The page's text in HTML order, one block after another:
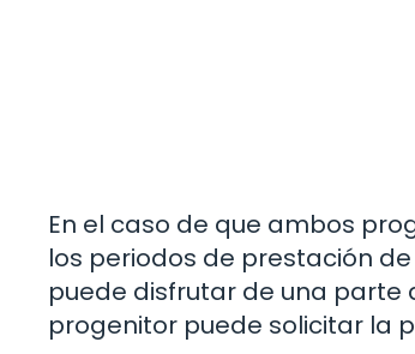
En el caso de que ambos
los periodos de prestación
puede disfrutar de una parte
progenitor puede solicitar la